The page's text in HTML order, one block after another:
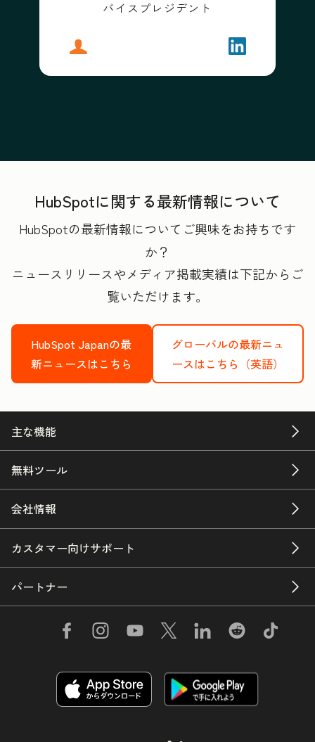
バイスプレジデント
HubSpotに関する最新情報について
HubSpotの最新情報についてご興味をお持ちです
か？
ニュースリリースやメディア掲載実績は下記からご
覧いただけます。
HubSpot Japanの最
新ニュースはこちら
グローバルの最新ニュ
ースはこちら（英語）
主な機能
無料ツール
会社情報
カスタマー向けサポート
パートナー